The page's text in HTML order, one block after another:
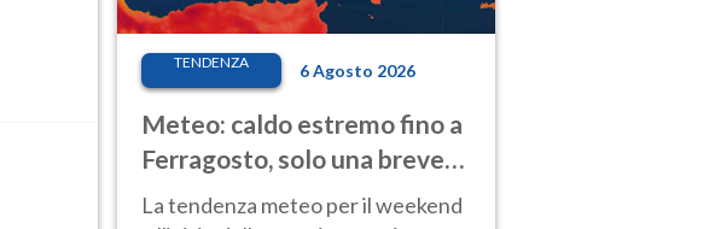
TENDENZA 6 Agosto 2026
Meteo: caldo estremo fino a
Ferragosto, solo una breve
pausa. Ecco dove
La tendenza meteo per il weekend